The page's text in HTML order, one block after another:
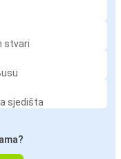
stvari
sjedišta